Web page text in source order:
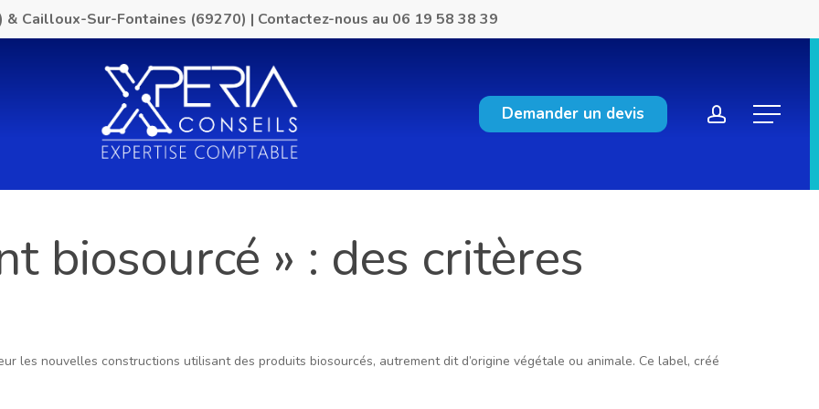
& Cailloux-Sur-Fontaines (69270) | Contactez-nous au 06 19 58 38 39
Demander un devis account
Menu
biosourcé » : des critères
les nouvelles constructions utilisant des produits biosourcés, autrement dit d’origine végétale ou animale. Ce label, créé